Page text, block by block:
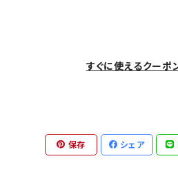
すぐに使えるクーポ
保存 シェア